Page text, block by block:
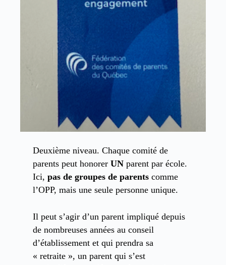
Deuxième niveau. Chaque comité de
parents peut honorer UNparent par école.
Ici, pas de groupes de parentscomme
l’OPP, mais une seule personne unique.
Il peut s’agir d’un parent impliqué depuis
de nombreuses années au conseil
d’établissement et qui prendra sa
« retraite », un parent qui s’est